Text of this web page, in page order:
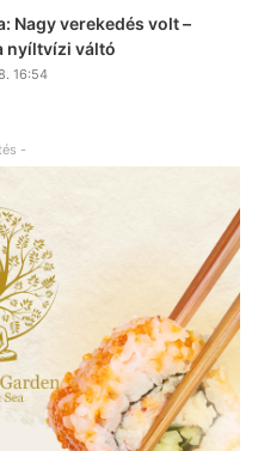
Nagy verekedés volt –
nyíltvízi váltó
16:54
-